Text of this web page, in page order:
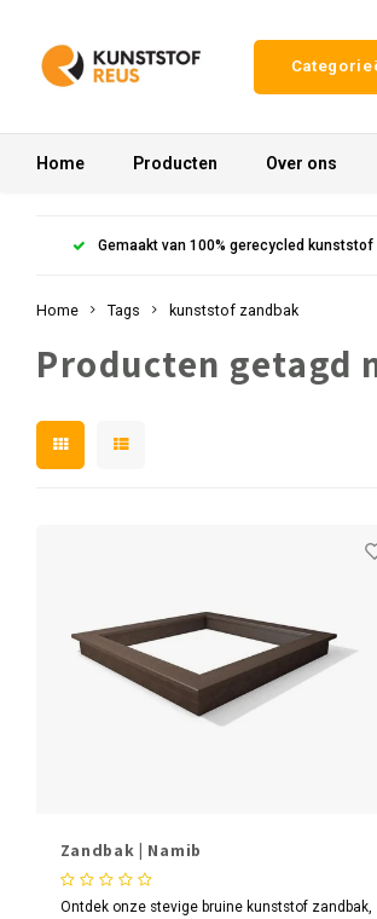
Home Producten Over ons
Gemaakt van 100% gerecycled kunststof
Home Tags kunststof zandbak
Producten getagd
Zandbak | Namib
Ontdek onze stevige bruine kunststof zandbak,